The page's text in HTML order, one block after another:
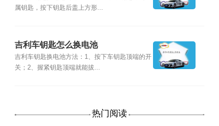
属钥匙，按下钥匙后盖上方形...
吉利车钥匙怎么换电池
吉利车钥匙换电池方法：1、按下车钥匙顶端的开
关；2、握紧钥匙顶端就能拔...
热门阅读